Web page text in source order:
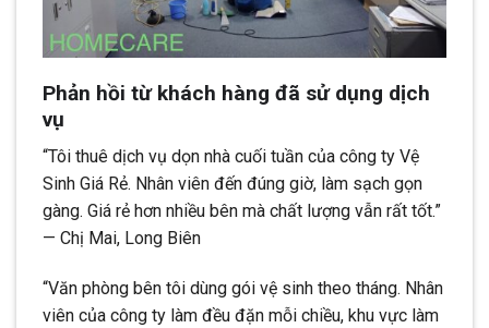
Phản hồi từ khách hàng đã sử dụng dịch
vụ
“Tôi thuê dịch vụ dọn nhà cuối tuần của công ty Vệ
Sinh Giá Rẻ. Nhân viên đến đúng giờ, làm sạch gọn
gàng. Giá rẻ hơn nhiều bên mà chất lượng vẫn rất tốt.”
— Chị Mai, Long Biên
“Văn phòng bên tôi dùng gói vệ sinh theo tháng. Nhân
viên của công ty làm đều đặn mỗi chiều, khu vực làm